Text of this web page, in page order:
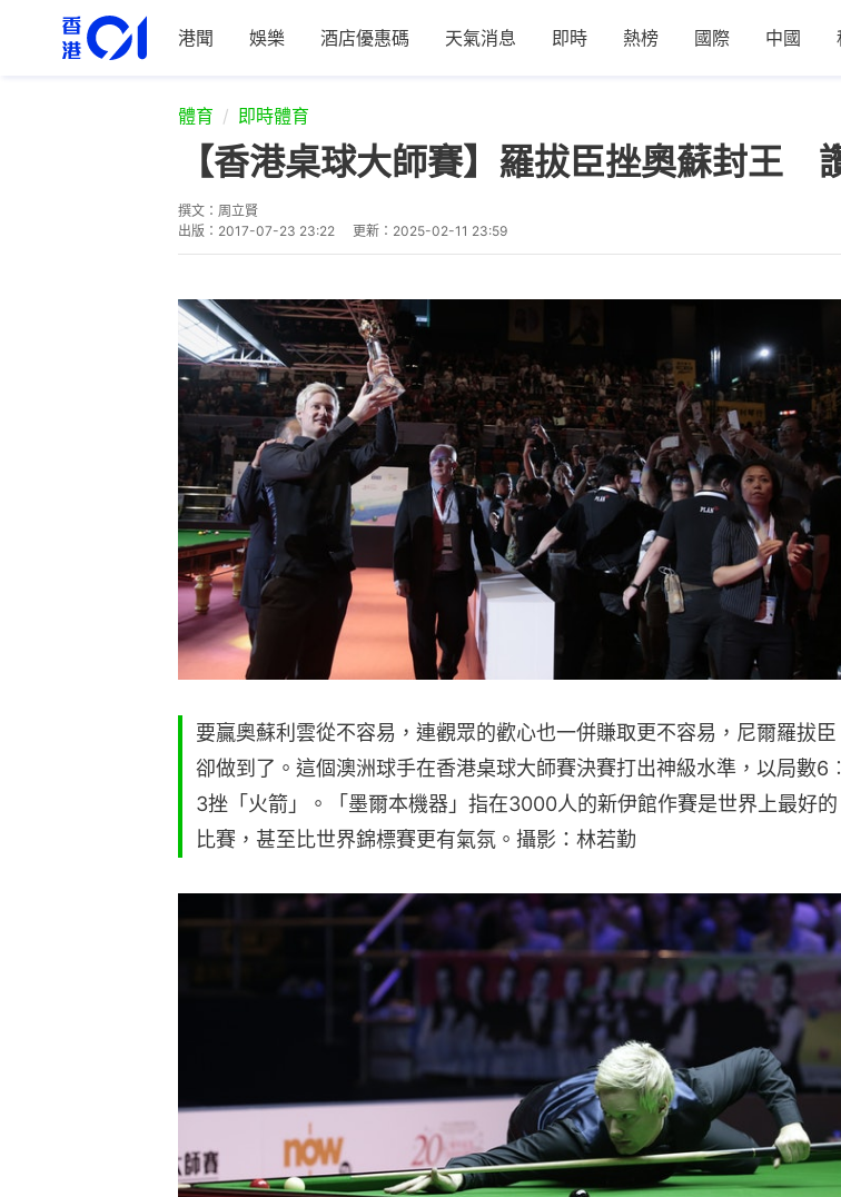
港聞 娛樂 酒店優惠碼 天氣消息 即時 熱榜 國際 中國
體育 即時體育
【香港桌球大師賽】羅拔臣挫奧蘇封王
撰文： 周立賢
出版： 2017-07-23 23:22 更新： 2025-02-11 23:59
要贏奧蘇利雲從不容易，連觀眾的歡心也一併賺取更不容易，尼爾羅拔臣
卻做到了。這個澳洲球手在香港桌球大師賽決賽打出神級水準，以局數6︰
3挫「火箭」。「墨爾本機器」指在3000人的新伊館作賽是世界上最好的
比賽，甚至比世界錦標賽更有氣氛。攝影：林若勤